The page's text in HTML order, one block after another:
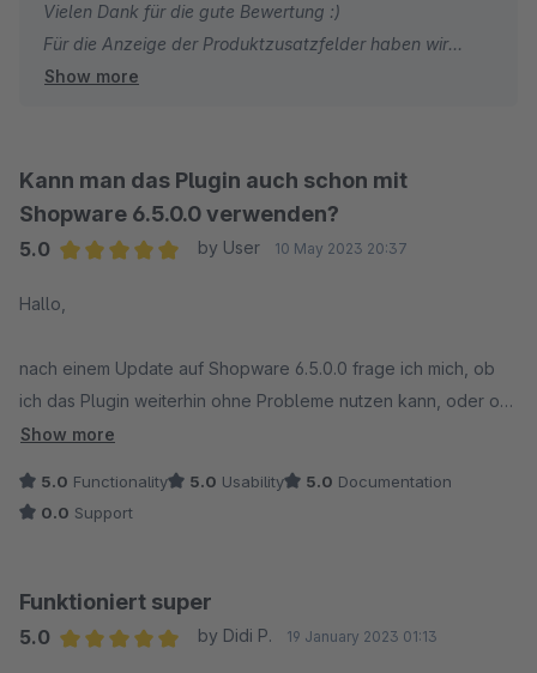
Vielen Dank für die gute Bewertung :)
Für die Anzeige der Produktzusatzfelder haben wir
folgendes Plugin:
auf-detailseite-custom-fields.html
Vielen Dank!
Show more
Kann man das Plugin auch schon mit
Shopware 6.5.0.0 verwenden?
5.0
by User 10 May 2023 20:37
Hallo,
nach einem Update auf Shopware 6.5.0.0 frage ich mich, ob
ich das Plugin weiterhin ohne Probleme nutzen kann, oder ob
ich auf ein Update für das Plugin (+CNK Foundation) warten
Show more
5.0 Functionality 5.0 Usability 5.0 Documentation
0.0 Support
Funktioniert super
5.0
by Didi P. 19 January 2023 01:13